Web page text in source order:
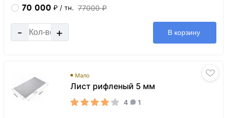
70 000 ₽ / тн. 77000 ₽
- + В корзину
Мало
Лист рифленый 5 мм
4 1